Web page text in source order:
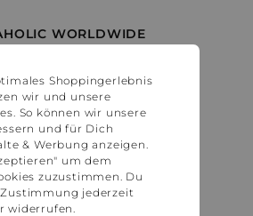
WORLDWIDE
Österreich
Schweiz
France
United States
Shoppingerlebnis
wir und unsere
So können wir unsere
und für Dich
& Werbung anzeigen.
um dem
zuzustimmen. Du
jederzeit
widerrufen.